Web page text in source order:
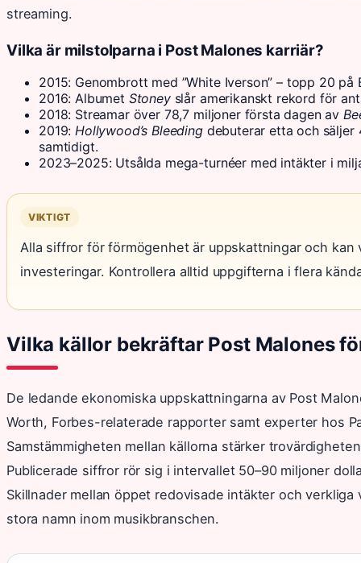
streaming.
Vilka är milstolparna i Post Malones karriär?
2015: Genombrott med ”White Iverson” – topp 20 på
2016: Albumet Stoneyslår amerikanskt rekord för
2018: Streamar över 78,7 miljoner första dagen av
2019:Hollywood’s Bleedingdebuterar etta och säljer
samtidigt.
2023–2025: Utsålda mega-turnéer med intäkter i
VIKTIGT
Alla siffror för förmögenhet är uppskattningar och
investeringar. Kontrollera alltid uppgifterna i flera
Vilka källor bekräftar Post Malones
De ledande ekonomiska uppskattningarna av Post
Worth, Forbes-relaterade rapporter samt experter hos
Samstämmigheten mellan källorna stärker
Publicerade siffror rör sig i intervallet 50–90 miljoner
Skillnader mellan öppet redovisade intäkter och
stora namn inom musikbranschen.